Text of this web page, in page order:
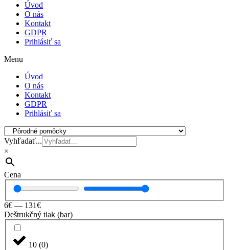
Úvod
O nás
Kontakt
GDPR
Prihlásiť sa
Menu
Úvod
O nás
Kontakt
GDPR
Prihlásiť sa
Vyhľadať...
×
Cena
6€ — 131€
Deštrukčný tlak (bar)
10 (0)